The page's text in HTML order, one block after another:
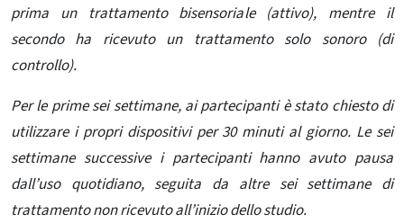
prima un trattamento bisensoriale (attivo), mentre il
secondo ha ricevuto un trattamento solo sonoro (di
controllo).
Per le prime sei settimane, ai partecipanti è stato chiesto di
utilizzare i propri dispositivi per 30 minuti al giorno. Le sei
settimane successive i partecipanti hanno avuto pausa
dall’uso quotidiano, seguita da altre sei settimane di
trattamento non ricevuto all’inizio dello studio.